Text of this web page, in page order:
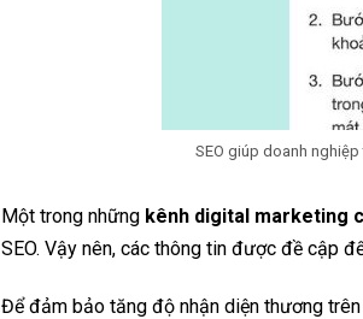
SEO giúp doanh
Một trong những kênh digital marketing
SEO. Vậy nên, các thông tin được đề cập
Để đảm bảo tăng độ nhận diện thương